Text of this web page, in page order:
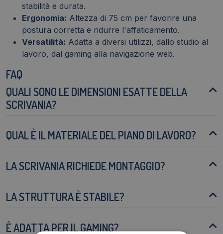
stabilità e durata.
Ergonomia: Altezza di 75 cm per favorire una
postura corretta e ridurre l'affaticamento.
Versatilità: Adatta a diversi utilizzi, dallo studio al
lavoro, dal gaming alla navigazione web.
FAQ
QUALI SONO LE DIMENSIONI ESATTE DELLA
SCRIVANIA?
QUAL È IL MATERIALE DEL PIANO DI LAVORO?
LA SCRIVANIA RICHIEDE MONTAGGIO?
LA STRUTTURA È STABILE?
È ADATTA PER IL GAMING?